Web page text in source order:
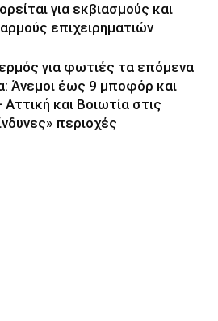
για εκβιασμούς και
επιχειρηματιών
για φωτιές τα επόμενα
Άνεμοι έως 9 μποφόρ και
Αττική και Βοιωτία στις
περιοχές